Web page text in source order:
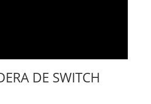
DE SWITCH